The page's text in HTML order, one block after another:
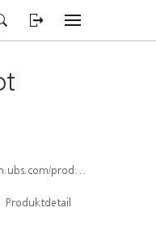
index/isin/CH1574368010
Produktdetail